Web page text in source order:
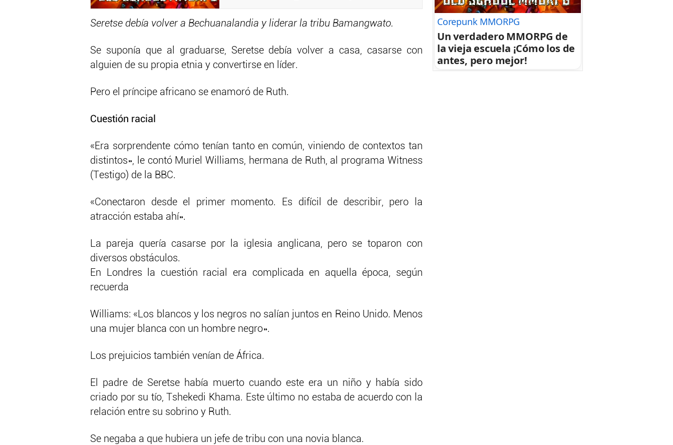
Seretse debía volver a Bechuanalandia y liderar la tribu Bamangwato.
Se suponía que al graduarse, Seretse debía volver a casa, casarse con
alguien de su propia etnia y convertirse en líder.
Pero el príncipe africano se enamoró de Ruth.
Cuestión racial
«Era sorprendente cómo tenían tanto en común, viniendo de contextos tan
distintos», le contó Muriel Williams, hermana de Ruth, al programa Witness
(Testigo) de la BBC.
«Conectaron desde el primer momento. Es difícil de describir, pero la
atracción estaba ahí».
La pareja quería casarse por la iglesia anglicana, pero se toparon con
diversos obstáculos.
En Londres la cuestión racial era complicada en aquella época, según
recuerda
Williams: «Los blancos y los negros no salían juntos en Reino Unido. Menos
una mujer blanca con un hombre negro».
Los prejuicios también venían de África.
El padre de Seretse había muerto cuando este era un niño y había sido
criado por su tío, Tshekedi Khama. Este último no estaba de acuerdo con la
relación entre su sobrino y Ruth.
Se negaba a que hubiera un jefe de tribu con una novia blanca.
Corepunk MMORPG
Un verdadero MMORPG de
la vieja escuela ¡Cómo los de
antes, pero mejor!